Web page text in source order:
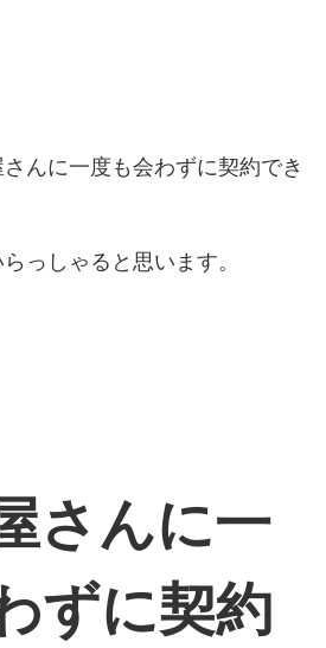
んに一度も会わずに契約でき
っしゃると思います。
さんに一
ずに契約